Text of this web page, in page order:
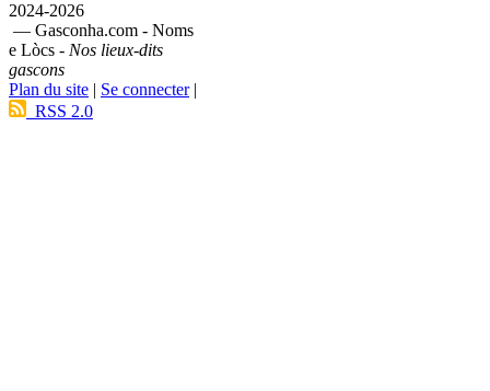
2024-2026
— Gasconha.com - Noms
e Lòcs - Nos lieux-dits
gascons
Plan du site | Se connecter|
RSS 2.0